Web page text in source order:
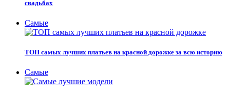
свадьбах
Самые
ТОП самых лучших платьев на красной дорожке за всю историю
Самые